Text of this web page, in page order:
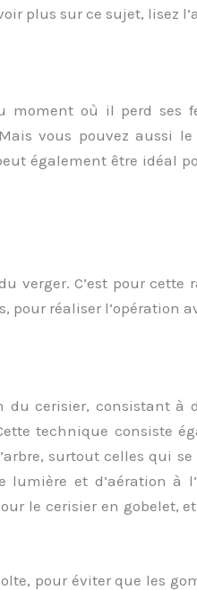
plus sur ce sujet, lisez
moment où il perd ses
vous pouvez aussi
également être idéal
verger. C’est pour cette
pour réaliser l’opération
du cerisier, consistant à
technique consiste
surtout celles qui
et d’aération à
le cerisier en gobelet,
pour éviter que les